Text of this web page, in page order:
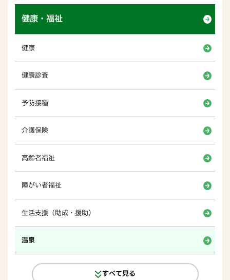
健康・福祉
健康
健康診査
予防接種
介護保険
高齢者福祉
障がい者福祉
生活支援（助成・援助）
温泉
すべて見る